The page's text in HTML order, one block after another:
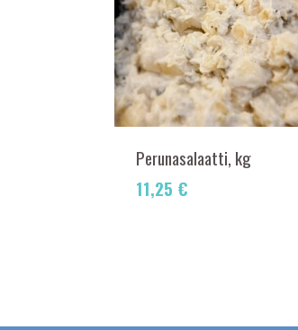
Perunasalaatti, kg
11,25 €